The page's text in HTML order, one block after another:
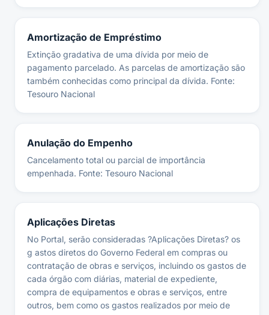
Amortização de Empréstimo
Extinção gradativa de uma dívida por meio de
pagamento parcelado. As parcelas de amortização são
também conhecidas como principal da dívida. Fonte:
Tesouro Nacional
Anulação do Empenho
Cancelamento total ou parcial de importância
empenhada. Fonte: Tesouro Nacional
Aplicações Diretas
No Portal, serão consideradas ?Aplicações Diretas? os
g astos diretos do Governo Federal em compras ou
contratação de obras e serviços, incluindo os gastos de
cada órgão com diárias, material de expediente,
compra de equipamentos e obras e serviços, entre
outros, bem como os gastos realizados por meio de